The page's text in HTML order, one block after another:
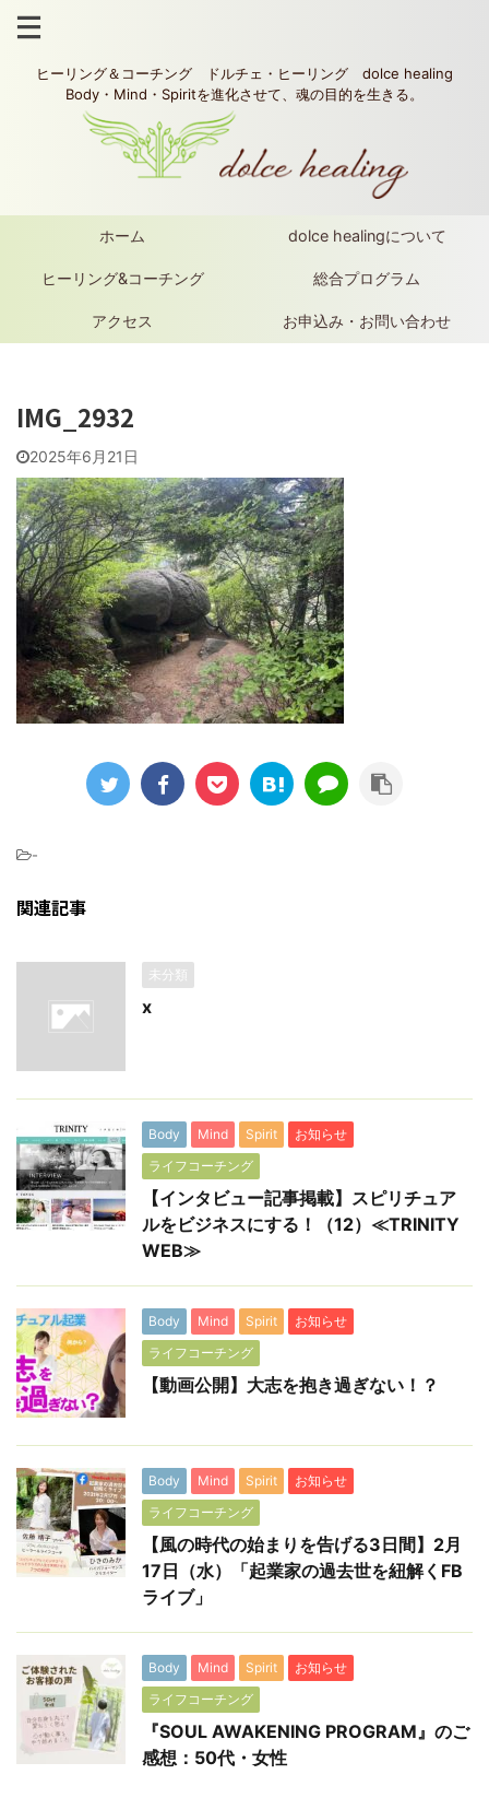
ヒーリング＆コーチング ドルチェ・ヒーリング dolce healing
Body・Mind・Spiritを進化させて、魂の目的を生きる。
ホーム dolce healingについて
ヒーリング&コーチング 総合プログラム
アクセス お申込み・お問い合わせ
IMG_2932
2025年6月21日
-
関連記事
未分類
x
Body Mind Spirit
お知らせ
ライフコーチング
【インタビュー記事掲載】スピリチュア
ルをビジネスにする！（12）≪TRINITY
WEB≫
Body Mind Spirit
お知らせ
ライフコーチング
【動画公開】大志を抱き過ぎない！？
Body Mind Spirit
お知らせ
ライフコーチング
【風の時代の始まりを告げる3日間】2月
17日（水）「起業家の過去世を紐解くFB
ライブ」
Body Mind Spirit
お知らせ
ライフコーチング
『SOUL AWAKENING PROGRAM』のご
感想：50代・女性